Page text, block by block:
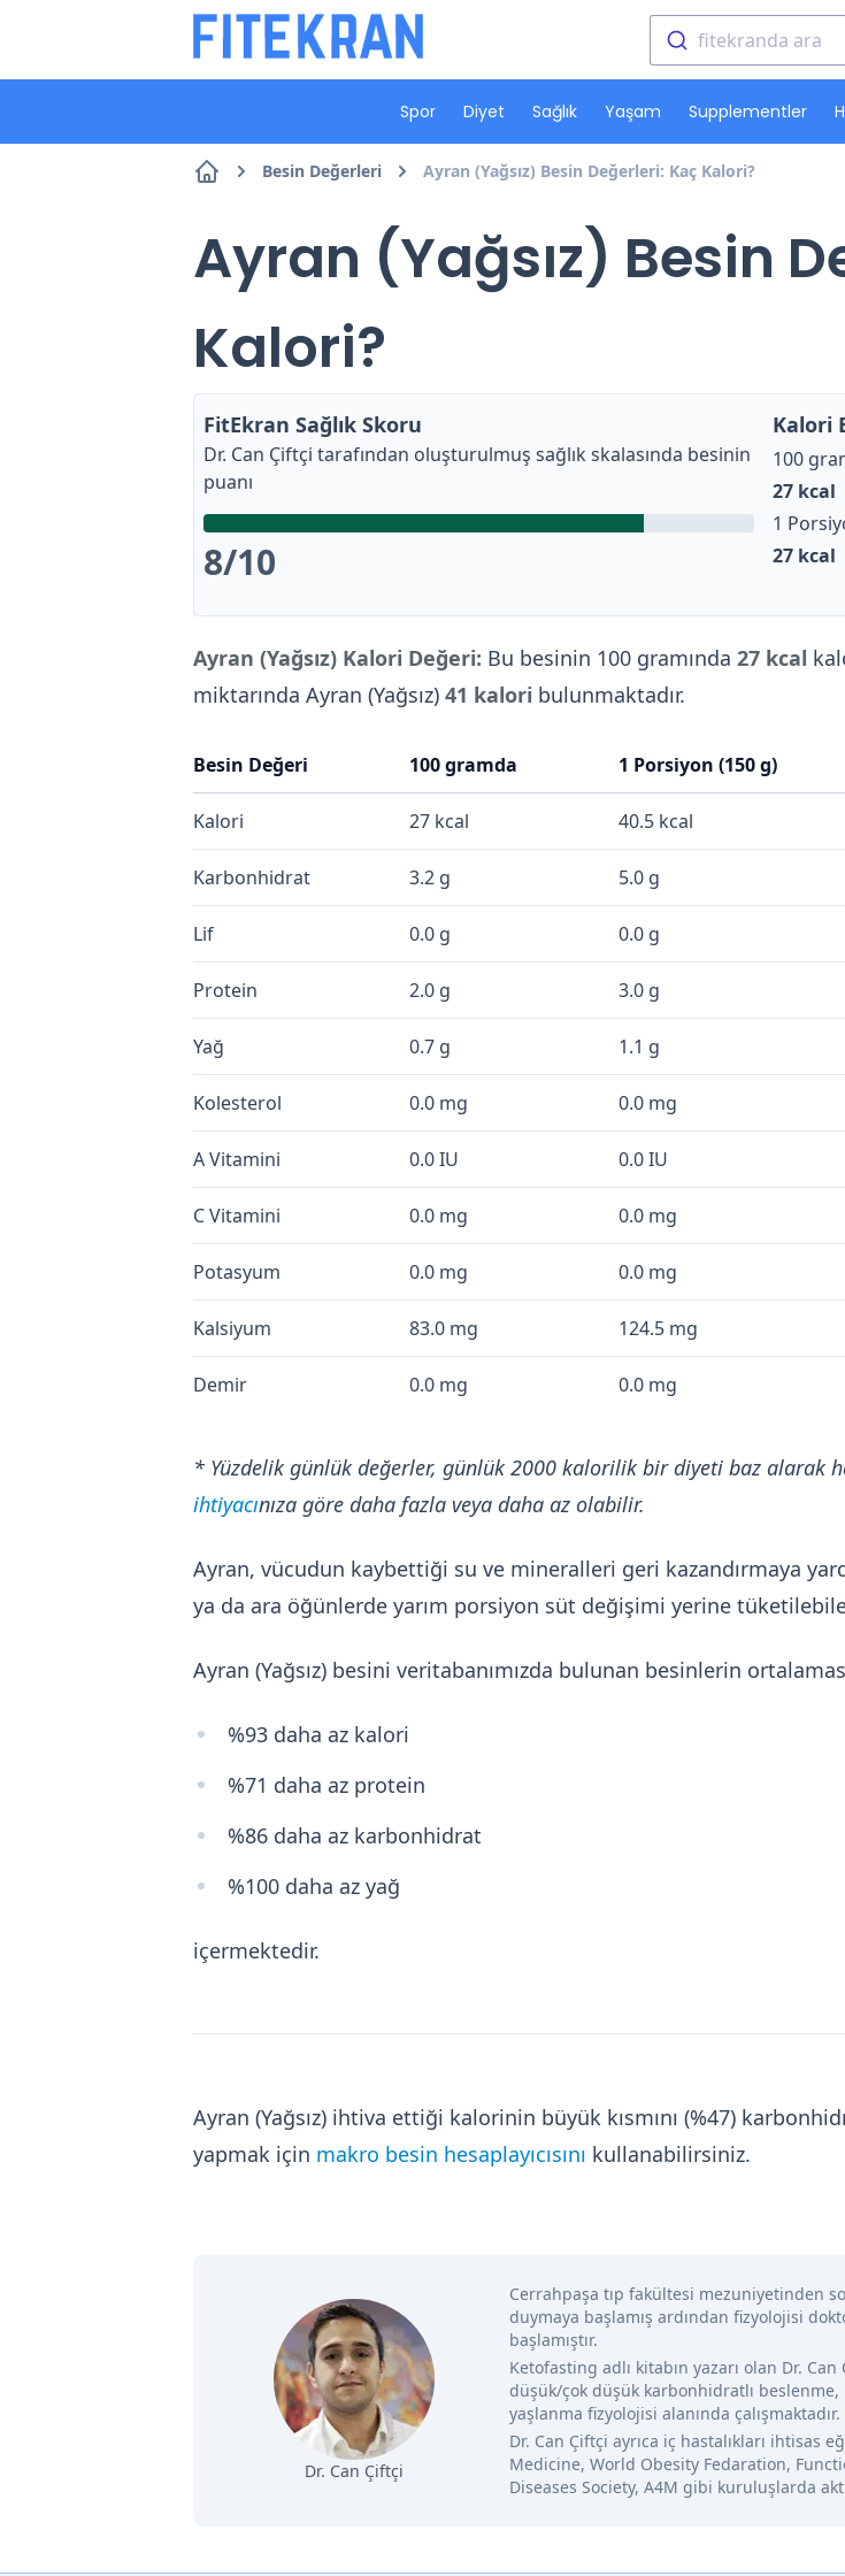
fitekranda ara
Spor Diyet Sağlık Yaşam Supplementler
Besin Değerleri Ayran (Yağsız) Besin Değerleri: Kaç Kalori?
Ayran (Yağsız) Besin
Kalori?
FitEkran Sağlık Skoru
Dr. Can Çiftçi tarafından oluşturulmuş sağlık skalasında besinin
puanı
8/10
Kalori
100
27 kcal
1
27 kcal
Ayran (Yağsız) Kalori Değeri: Bu besinin 100 gramında 27 kcal
miktarında Ayran (Yağsız) 41 kalori bulunmaktadır.
Besin Değeri 100 gramda 1 Porsiyon (150 g)
Kalori 27 kcal 40.5 kcal
Karbonhidrat 3.2 g 5.0 g
Lif 0.0 g 0.0 g
Protein 2.0 g 3.0 g
Yağ 0.7 g 1.1 g
Kolesterol 0.0 mg 0.0 mg
A Vitamini 0.0 IU 0.0 IU
C Vitamini 0.0 mg 0.0 mg
Potasyum 0.0 mg 0.0 mg
Kalsiyum 83.0 mg 124.5 mg
Demir 0.0 mg 0.0 mg
* Yüzdelik günlük değerler, günlük 2000 kalorilik bir diyeti baz alarak
ihtiyacınıza göre daha fazla veya daha az olabilir.
Ayran, vücudun kaybettiği su ve mineralleri geri kazandırmaya
ya da ara öğünlerde yarım porsiyon süt değişimi yerine
Ayran (Yağsız) besini veritabanımızda bulunan besinlerin
%93 daha az kalori
%71 daha az protein
%86 daha az karbonhidrat
%100 daha az yağ
içermektedir.
Ayran (Yağsız) ihtiva ettiği kalorinin büyük kısmını (%47)
yapmak için makro besin hesaplayıcısını kullanabilirsiniz.
Dr. Can Çiftçi
Cerrahpaşa tıp fakültesi mezuniyetinden
duymaya başlamış ardından fizyolojisi
başlamıştır.
Ketofasting adlı kitabın yazarı olan Dr.
düşük/çok düşük karbonhidratlı beslenme,
yaşlanma fizyolojisi alanında çalışmaktadır.
Dr. Can Çiftçi ayrıca iç hastalıkları ihtisas
Medicine, World Obesity Fedaration,
Diseases Society, A4M gibi kuruluşlarda